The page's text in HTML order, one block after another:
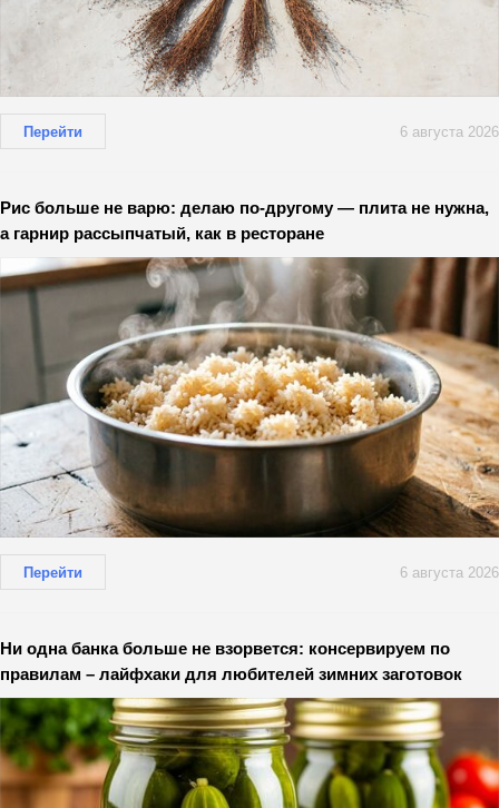
Перейти 6 августа 2026
Рис больше не варю: делаю по-другому — плита не нужна,
а гарнир рассыпчатый, как в ресторане
Перейти 6 августа 2026
Ни одна банка больше не взорвется: консервируем по
правилам – лайфхаки для любителей зимних заготовок